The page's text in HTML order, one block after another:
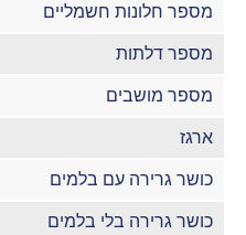
מספר חלונות חשמליים
מספר דלתות
מספר מושבים
ארגז
כושר גרירה עם בלמים
כושר גרירה בלי בלמים